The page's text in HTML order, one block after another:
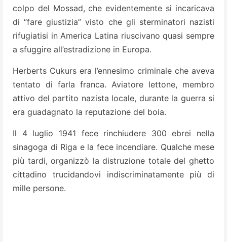
colpo del Mossad, che evidentemente si incaricava
di “fare giustizia” visto che gli sterminatori nazisti
rifugiatisi in America Latina riuscivano quasi sempre
a sfuggire all’estradizione in Europa.
Herberts Cukurs era l’ennesimo criminale che aveva
tentato di farla franca. Aviatore lettone, membro
attivo del partito nazista locale, durante la guerra si
era guadagnato la reputazione del boia.
Il 4 luglio 1941 fece rinchiudere 300 ebrei nella
sinagoga di Riga e la fece incendiare. Qualche mese
più tardi, organizzò la distruzione totale del ghetto
cittadino trucidandovi indiscriminatamente più di
mille persone.